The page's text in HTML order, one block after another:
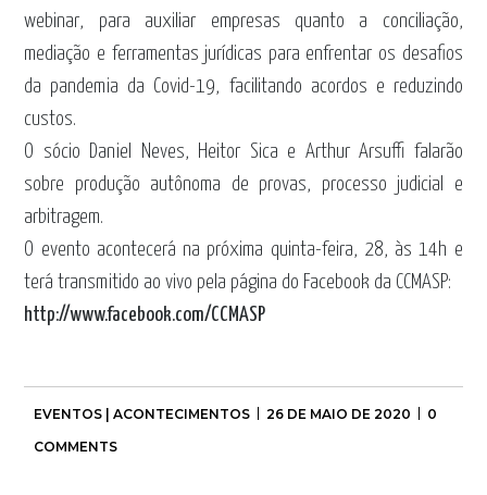
webinar, para auxiliar empresas quanto a conciliação,
mediação e ferramentas jurídicas para enfrentar os desafios
da pandemia da Covid-19, facilitando acordos e reduzindo
custos.
O sócio Daniel Neves, Heitor Sica e Arthur Arsuffi falarão
sobre produção autônoma de provas, processo judicial e
arbitragem.
O evento acontecerá na próxima quinta-feira, 28, às 14h e
terá transmitido ao vivo pela página do Facebook da CCMASP:
http://www.facebook.com/CCMASP
EVENTOS | ACONTECIMENTOS 26 DE MAIO DE 2020
0
COMMENTS